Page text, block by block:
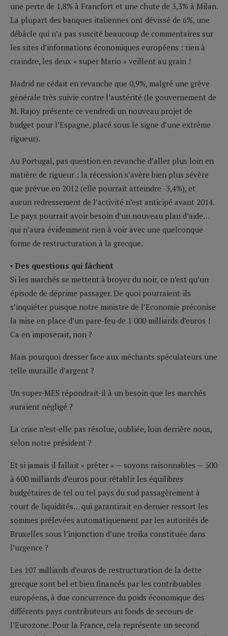
une perte de 1,8% à Francfort et une chute de 3,3% à Milan.
La plupart des banques italiennes ont dévissé de 6%, une
débâcle qui n’a pas suscité beaucoup de commentaires sur
les sites d’informations économiques européens : rien à
craindre, les deux « super Mario » veillent au grain !
Madrid ne cédait en revanche que 0,9%, malgré une grève
générale très suivie contre l’austérité (le gouvernement de
M. Rajoy présente ce vendredi un nouveau projet de
budget pour l’Espagne, placé sous le signe d’une extrême
rigueur).
Au Portugal, pas question en revanche d’aller plus loin en
matière de rigueur : la récession s’avère bien plus sévère
que prévue en 2012 (elle pourrait atteindre -3,4%), et
aucun redressement de l’activité n’est anticipé avant 2014.
Le pays pourrait avoir besoin d’un nouveau plan d’aide…
qui n’aura évidemment rien à voir avec une quelconque
forme de restructuration à la grecque.
▪ Des questions qui fâchent
Si les marchés se mettent à broyer du noir, ce n’est qu’un
épisode de déprime passager. De quoi pourraient-ils
s’inquiéter puisque notre ministre de l’Economie préconise
la mise en place d’un pare-feu de 1 000 milliards d’euros !
Ca en imposerait, non ?
Mais pourquoi dresser face aux méchants spéculateurs une
telle muraille d’argent ?
Un super-MES répondrait-il à un besoin que les marchés
auraient négligé ?
La crise n’est-elle pas résolue, oubliée, loin derrière nous,
selon notre président ?
Et si jamais il fallait « prêter » — soyons raisonnables — 500
à 600 milliards d’euros pour rétablir les équilibres
budgétaires de tel ou tel pays du sud passagèrement à
court de liquidités… qui garantirait en dernier ressort les
sommes prélevées automatiquement par les autorités de
Bruxelles sous l’injonction d’une troïka constituée dans
l’urgence ?
Les 107 milliards d’euros de restructuration de la dette
grecque sont bel et bien financés par les contribuables
européens, à due concurrence du poids économique des
différents pays contributeurs au fonds de secours de
l’Eurozone. Pour la France, cela représente un second